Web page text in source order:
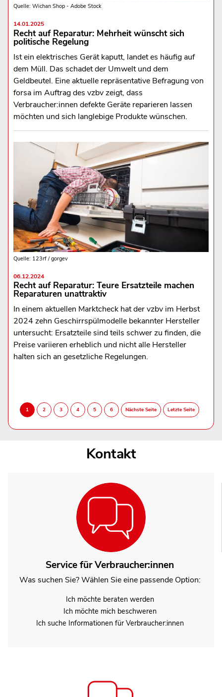
Quelle: Wichan Shop - Adobe Stock
14.01.2025
Recht auf Reparatur: Mehrheit wünscht sich
politische Regelung
Ist ein elektrisches Gerät kaputt, landet es häufig auf
dem Müll. Das schadet der Umwelt und dem
Geldbeutel. Eine aktuelle repräsentative Befragung von
forsa im Auftrag des vzbv zeigt, dass
Verbraucher:innen defekte Geräte reparieren lassen
möchten und sich langlebige Produkte wünschen.
Quelle: 123rf / gorgev
06.12.2024
Recht auf Reparatur: Teure Ersatzteile machen
Reparaturen unattraktiv
In einem aktuellen Marktcheck hat der vzbv im Herbst
2024 zehn Geschirrspülmodelle bekannter Hersteller
untersucht: Ersatzteile sind teils schwer zu finden, die
Preise variieren erheblich und nicht alle Hersteller
halten sich an gesetzliche Regelungen.
Kontakt
Service für Verbraucher:innen
Was suchen Sie? Wählen Sie eine passende Option:
Ich möchte beraten werden
Ich möchte mich beschweren
Ich suche Informationen für Verbraucher:innen